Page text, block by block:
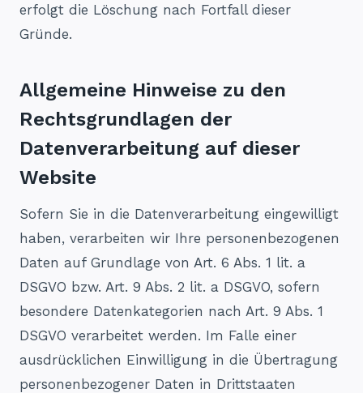
erfolgt die Löschung nach Fortfall dieser
Gründe.
Allgemeine Hinweise zu den
Rechtsgrundlagen der
Datenverarbeitung auf dieser
Website
Sofern Sie in die Datenverarbeitung eingewilligt
haben, verarbeiten wir Ihre personenbezogenen
Daten auf Grundlage von Art. 6 Abs. 1 lit. a
DSGVO bzw. Art. 9 Abs. 2 lit. a DSGVO, sofern
besondere Datenkategorien nach Art. 9 Abs. 1
DSGVO verarbeitet werden. Im Falle einer
ausdrücklichen Einwilligung in die Übertragung
personenbezogener Daten in Drittstaaten